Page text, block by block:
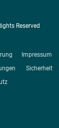
Reserved
Impressum
Sicherheit